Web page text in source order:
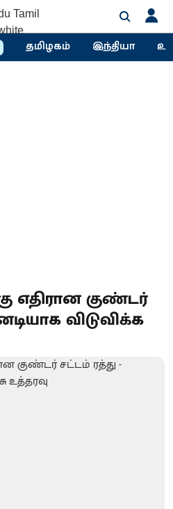
தமிழகம் இந்தியா
எதிரான குண்டர்
விடுவிக்க